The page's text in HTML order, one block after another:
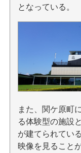
となっている。
また、関ケ原町
る体験型の施設
が建てられてい
映像を見ること